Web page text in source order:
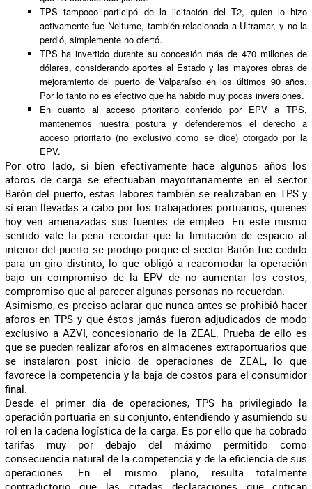
TPS tampoco participó de la licitación del T2, quien lo hizo
activamente fue Neltume, también relacionada a Ultramar, y no la
perdió, simplemente no ofertó.
TPS ha invertido durante su concesión más de 470 millones de
dólares, considerando aportes al Estado y las mayores obras de
mejoramiento del puerto de Valparaíso en los últimos 90 años.
Por lo tanto no es efectivo que ha habido muy pocas inversiones.
En cuanto al acceso prioritario conferido por EPV a TPS,
mantenemos nuestra postura y defenderemos el derecho a
acceso prioritario (no exclusivo como se dice) otorgado por la
EPV.
Por otro lado, si bien efectivamente hace algunos años los
aforos de carga se efectuaban mayoritariamente en el sector
Barón del puerto, estas labores también se realizaban en TPS y
sí eran llevadas a cabo por los trabajadores portuarios, quienes
hoy ven amenazadas sus fuentes de empleo. En este mismo
sentido vale la pena recordar que la limitación de espacio al
interior del puerto se produjo porque el sector Barón fue cedido
para un giro distinto, lo que obligó a reacomodar la operación
bajo un compromiso de la EPV de no aumentar los costos,
compromiso que al parecer algunas personas no recuerdan.
Asimismo, es preciso aclarar que nunca antes se prohibió hacer
aforos en TPS y que éstos jamás fueron adjudicados de modo
exclusivo a AZVI, concesionario de la ZEAL. Prueba de ello es
que se pueden realizar aforos en almacenes extraportuarios que
se instalaron post inicio de operaciones de ZEAL, lo que
favorece la competencia y la baja de costos para el consumidor
final.
Desde el primer día de operaciones, TPS ha privilegiado la
operación portuaria en su conjunto, entendiendo y asumiendo su
rol en la cadena logística de la carga. Es por ello que ha cobrado
tarifas muy por debajo del máximo permitido como
consecuencia natural de la competencia y de la eficiencia de sus
operaciones. En el mismo plano, resulta totalmente
contradictorio que las citadas declaraciones que critican